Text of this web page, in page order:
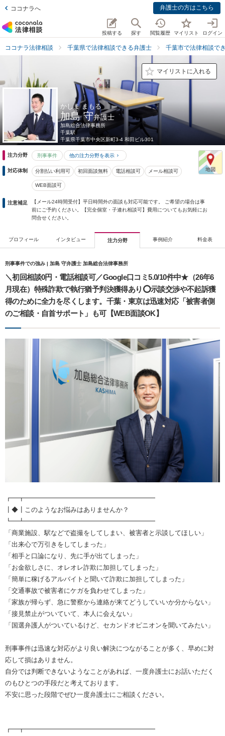
ココナラへ 弁護士の方はこちら
投稿する 探す 閲覧履歴 マイリスト ログイン
ココナラ法律相談 千葉県で法律相談できる弁護士 千葉市で法律相談で
マイリストに入れる
かしま まもる
加島 守弁護士
加島総合法律事務所
千葉駅
千葉県千葉市中央区新町3-4 和田ビル301
注力分野 刑事事件 他の注力分野を表示
対応体制 分割払い利用可 初回面談無料 電話相談可 メール相談可
WEB面談可
注意補足
【メール24時間受付】平日時間外の面談も対応可能です。 ご希望の場合は事
前にご予約ください。【完全個室・子連れ相談可】費用についてもお気軽にお
問合せください。
プロフィール インタビュー 注力分野 事例紹介 料金表
刑事事件での強み | 加島 守弁護士 加島総合法律事務所
＼初回相談0円・電話相談可／Google口コミ5.0/10件中★（26年6
月現在）特殊詐欺で執行猶予判決獲得あり⭕️示談交渉や不起訴獲
得のために全力を尽くします。千葉・東京は迅速対応「被害者側
のご相談・自首サポート」も可【WEB面談OK】
┏━┳━━━━━━━━━━━━━━━━━━━━
┃◆┃このようなお悩みはありませんか？
┗━┻━━━━━━━━━━━━━━━━━━━━
「商業施設、駅などで盗撮をしてしまい、被害者と示談してほしい」
「出来心で万引きをしてしまった」
「相手と口論になり、先に手が出てしまった」
「お金欲しさに、オレオレ詐欺に加担してしまった」
「簡単に稼げるアルバイトと聞いて詐欺に加担してしまった」
「交通事故で被害者にケガを負わせてしまった」
「家族が帰らず、急に警察から連絡が来てどうしていいか分からない」
「接見禁止がついていて、本人に会えない」
「国選弁護人がついているけど、セカンドオピニオンを聞いてみたい」
刑事事件は迅速な対応がより良い解決につながることが多く、早めに対
応して損はありません。
自分では判断できないようなことがあれば、一度弁護士にお話いただく
のもひとつの手段だと考えております。
不安に思った段階でぜひ一度弁護士にご相談ください。
┏━┳━━━━━━━━━━━━━━━━━━━━